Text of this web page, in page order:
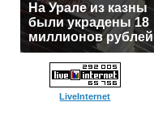
На Урале из казны
были украдены 18
миллионов рублей
LiveInternet